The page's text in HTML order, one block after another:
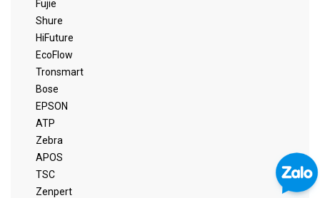
Fujie
Shure
HiFuture
EcoFlow
Tronsmart
Bose
EPSON
ATP
Zebra
APOS
TSC
Zenpert